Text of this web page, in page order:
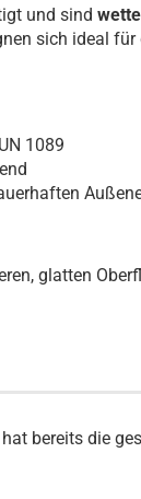
und sind
sich ideal für
1089
glatten
bereits die